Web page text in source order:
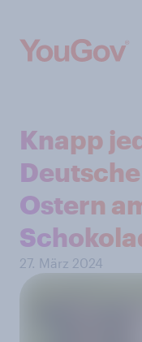
Knapp
Ostern
27. März 2024